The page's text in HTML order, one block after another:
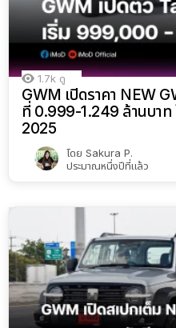
1.7k ดู
GWM เปิดราคา NEW
ที่ 0.999-1.249 ล้านบา
2025
โดย Sakura P.
ประมาณหนึ่งปีที่แล้ว